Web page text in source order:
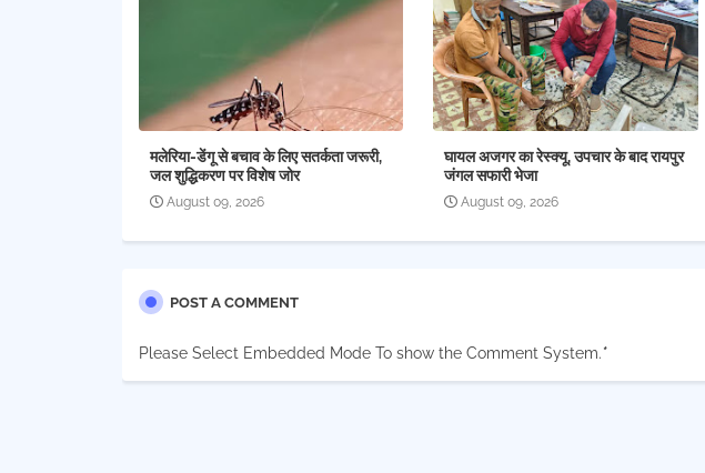
मलेरिया-डेंगू से बचाव के लिए सतर्कता जरूरी,
जल शुद्धिकरण पर विशेष जोर
August 09, 2026
घायल अजगर का रेस्क्यू, उपचार के बाद रायपुर
जंगल सफारी भेजा
August 09, 2026
POST A COMMENT
Please Select Embedded Mode To show the Comment System.*